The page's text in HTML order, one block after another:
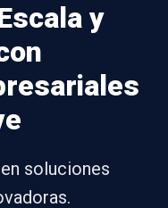
y
soluciones